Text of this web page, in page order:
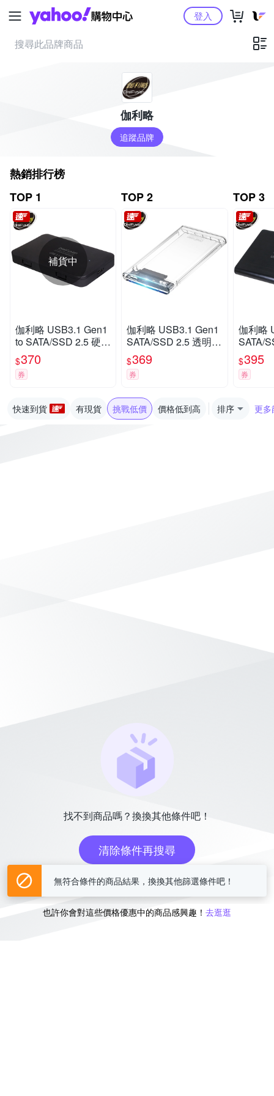
Yahoo購物中心登入
伽利略
追蹤品牌
熱銷排行榜
TOP 1
補貨中
伽利略 USB3.1 Gen1
to SATA/SSD 2.5 硬碟
外接盒(HD-332U31S)
$370
券
TOP 2
伽利略 USB3.1 Gen1
SATA/SSD 2.5 透明版
硬碟外接盒(HD-336U
31S)
$369
券
TOP 3
伽利略
SATA/
硬碟
31S)
$395
券
快速到貨 有現貨 挑戰低價 價格低到高 排序 更多
找不到商品嗎？換換其他條件吧！
清除條件再搜尋
或
也許你會對這些價格優惠中的商品感興趣！ 去逛逛
無符合條件的商品結果，換換其他篩選條件吧！